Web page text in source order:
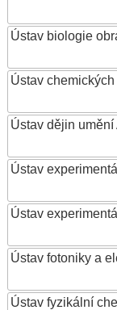
Ústav biologie
Ústav
Ústav dějin umění
Ústav
Ústav
Ústav fotoniky a
Ústav fyzikální